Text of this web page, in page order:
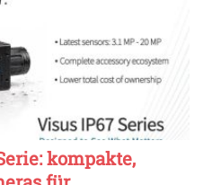
kompakte,